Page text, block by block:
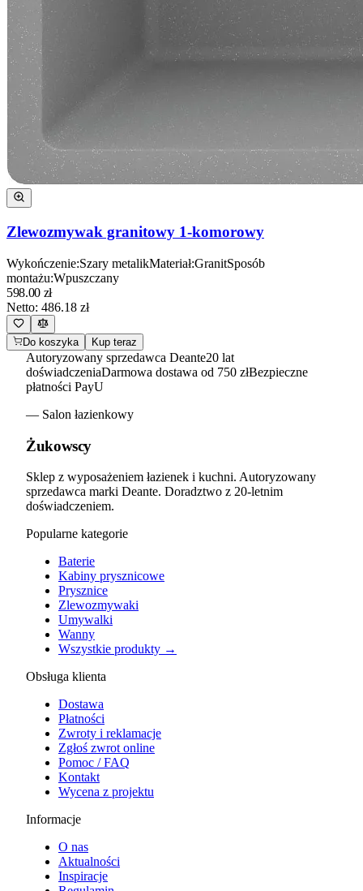
Zlewozmywak granitowy 1-komorowy
Wykończenie:Szary metalikMateriał:GranitSposób
montażu:Wpuszczany
598.00 zł
Netto: 486.18 zł
Do koszyka Kup teraz
Autoryzowany sprzedawca Deante20 lat
doświadczeniaDarmowa dostawa od 750 złBezpieczne
płatności PayU
— Salon łazienkowy
Żukowscy
Sklep z wyposażeniem łazienek i kuchni. Autoryzowany
sprzedawca marki Deante. Doradztwo z 20-letnim
doświadczeniem.
Popularne kategorie
Baterie
Kabiny prysznicowe
Prysznice
Zlewozmywaki
Umywalki
Wanny
Wszystkie produkty →
Obsługa klienta
Dostawa
Płatności
Zwroty i reklamacje
Zgłoś zwrot online
Pomoc / FAQ
Kontakt
Wycena z projektu
Informacje
O nas
Aktualności
Inspiracje